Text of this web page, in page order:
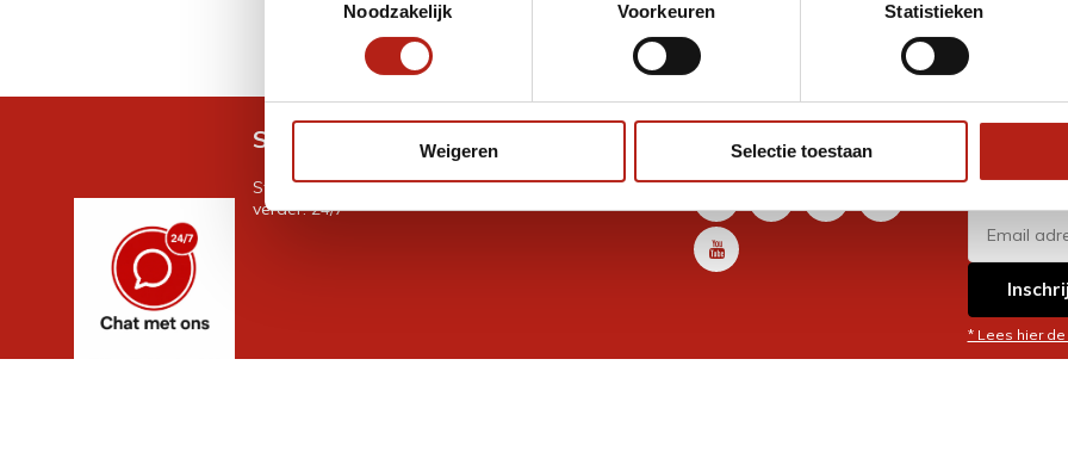
Noodzakelijk
Voorkeuren Statistieken
Weigeren Selectie toestaan
GRATIS verzending v.a €75 Eenvoudig ruilen of retour
Snel antwoord op je vraag?
Stel je vraag in de chat, en we helpen je graag
verder. 24/7
Volg ons
* Lees hier